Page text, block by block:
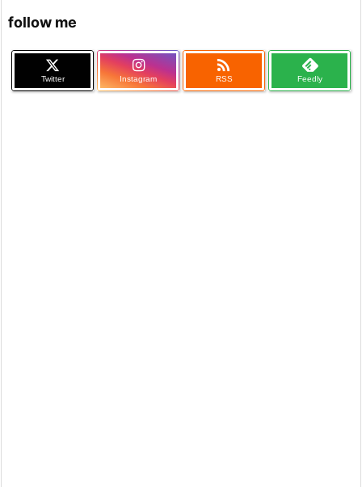
follow me
Twitter Instagram

RSS Feedly